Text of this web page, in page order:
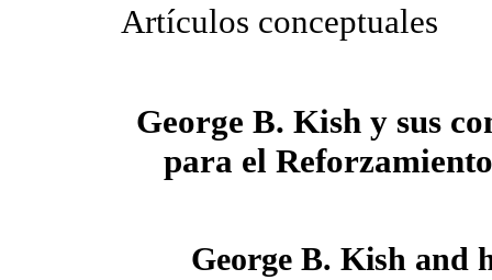
Artículos conceptuales
George B. Kish y sus
para el
George B. Kish and